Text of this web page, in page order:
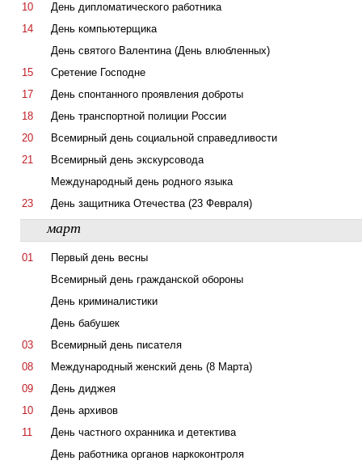
10
День дипломатического работника
14
День компьютерщика
День святого Валентина (День влюбленных)
15
Сретение Господне
17
День спонтанного проявления доброты
18
День транспортной полиции России
20
Всемирный день социальной справедливости
21
Всемирный день экскурсовода
Международный день родного языка
23
День защитника Отечества (23 Февраля)
март
01
Первый день весны
Всемирный день гражданской обороны
День криминалистики
День бабушек
03
Всемирный день писателя
08
Международный женский день (8 Марта)
09
День диджея
10
День архивов
11
День частного охранника и детектива
День работника органов наркоконтроля